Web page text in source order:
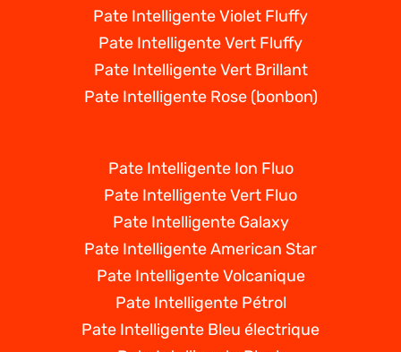
Pate Intelligente Violet Fluffy
Pate Intelligente Vert Fluffy
Pate Intelligente Vert Brillant
Pate Intelligente Rose (bonbon)
Pate Intelligente Ion Fluo
Pate Intelligente Vert Fluo
Pate Intelligente Galaxy
Pate Intelligente American Star
Pate Intelligente Volcanique
Pate Intelligente Pétrol
Pate Intelligente Bleu électrique